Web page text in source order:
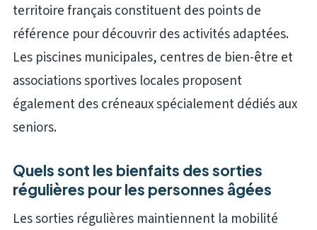
territoire français constituent des points de
référence pour découvrir des activités adaptées.
Les piscines municipales, centres de bien-être et
associations sportives locales proposent
également des créneaux spécialement dédiés aux
seniors.
Quels sont les bienfaits des sorties
régulières pour les personnes âgées
Les sorties régulières maintiennent la mobilité